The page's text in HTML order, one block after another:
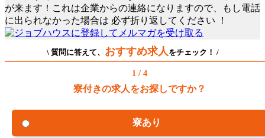
が来ます！これは企業からの連絡になりますので、もし電話
に出られなかった場合は 必ず折り返してください ！
\ 質問に答えて、 おすすめ求人 をチェック！ /
1 / 4
寮付きの求人をお探しですか？
寮あり